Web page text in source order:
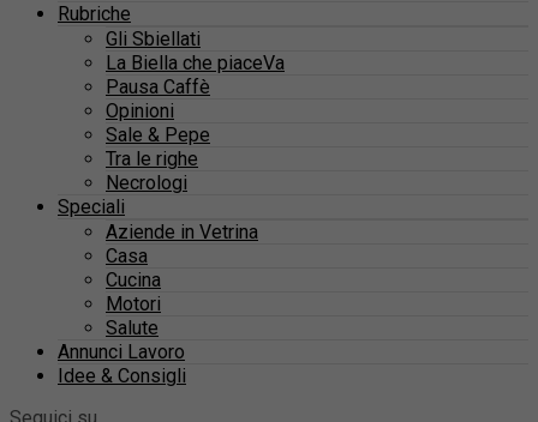
Rubriche
Gli Sbiellati
La Biella che piaceVa
Pausa Caffè
Opinioni
Sale & Pepe
Tra le righe
Necrologi
Speciali
Aziende in Vetrina
Casa
Cucina
Motori
Salute
Annunci Lavoro
Idee & Consigli